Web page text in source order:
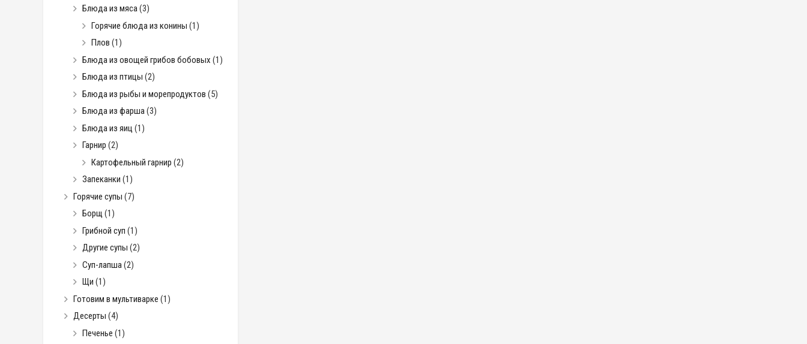
Блюда из мяса(3)
Горячие блюда из конины (1)
Плов (1)
Блюда из овощей грибов бобовых (1)
Блюда из птицы (2)
Блюда из рыбы и морепродуктов (5)
Блюда из фарша(3)
Блюда из яиц (1)
Гарнир (2)
Картофельный гарнир (2)
Запеканки (1)
Горячие супы (7)
Борщ (1)
Грибной суп (1)
Другие супы (2)
Суп-лапша (2)
Щи (1)
Готовим в мультиварке (1)
Десерты (4)
Печенье (1)